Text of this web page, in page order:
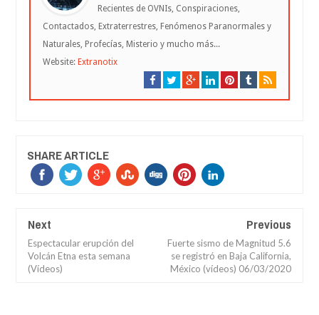
Recientes de OVNIs, Conspiraciones,
Contactados, Extraterrestres, Fenómenos Paranormales y
Naturales, Profecías, Misterio y mucho más...
Website: Extranotix
SHARE ARTICLE
Next
Espectacular erupción del
Volcán Etna esta semana
(Vídeos)
Previous
Fuerte sismo de Magnitud 5.6
se registró en Baja California,
México (vídeos) 06/03/2020